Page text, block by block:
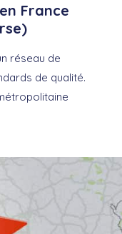
France
réseau de
de qualité.